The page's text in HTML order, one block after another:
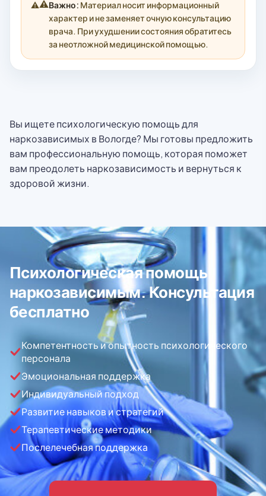
⚠️Важно: Материал носит информационный
характер и не заменяет очную консультацию
врача. При ухудшении состояния обратитесь
за неотложной медицинской помощью.
Вы ищете психологическую помощь для
наркозависимых в Вологде? Мы готовы предложить
вам профессиональную помощь, которая поможет
вам преодолеть наркозависимость и вернуться к
здоровой жизни.
Психологическая помощь
наркозависимым. Консультация
бесплатно
Компетентность и опытность психологического
персонала
Эмоциональная поддержка
Индивидуальный подход
Развитие навыков и стратегий
Терапевтические методики
Послелечебная поддержка